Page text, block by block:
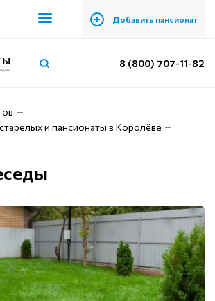
+ Добавить пансионат
8 (800) 707-11-82
и пансионаты в Королёве